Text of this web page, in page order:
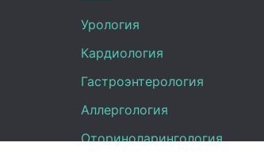
Урология
Кардиология
Гастроэнтерология
Аллергология
Оториноларингология